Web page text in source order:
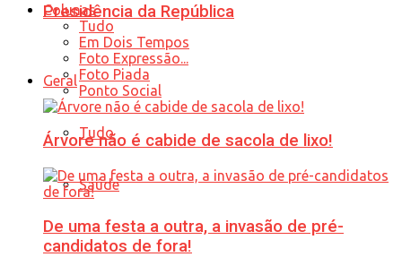
Presidência da República
Geral
Tudo
Saúde
Colunas
Tudo
Em Dois Tempos
Foto Expressão...
Foto Piada
Ponto Social
Árvore não é cabide de sacola de lixo!
De uma festa a outra, a invasão de pré-
candidatos de fora!